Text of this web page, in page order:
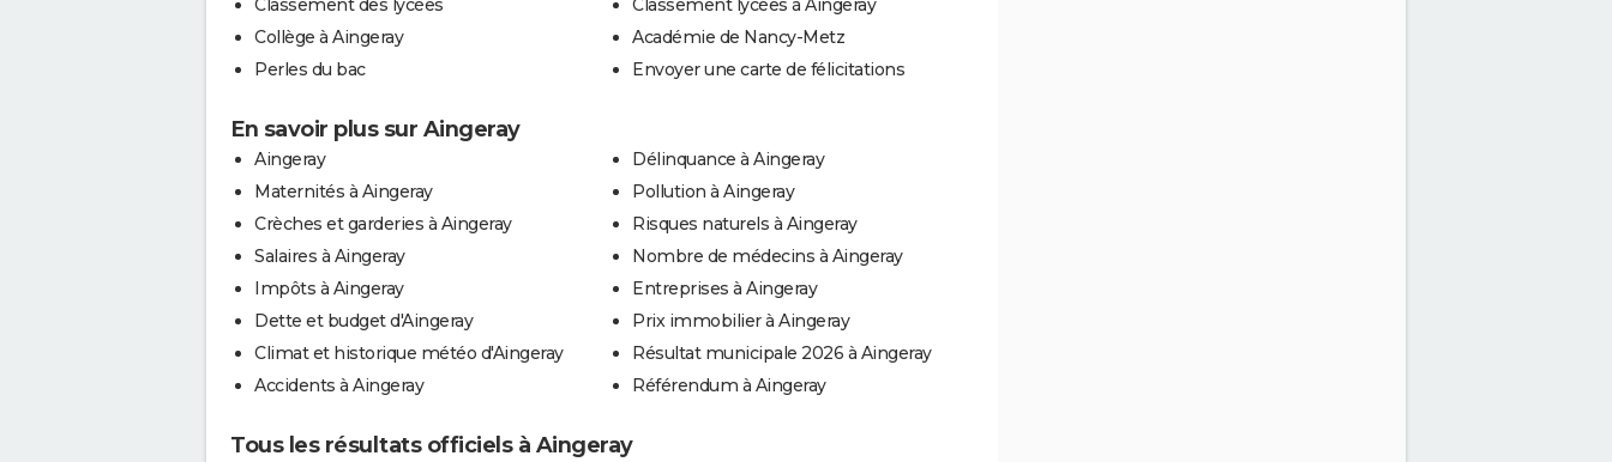
Classement des lycées
Collège à Aingeray
Perles du bac
Classement lycées à Aingeray
Académie de Nancy-Metz
Envoyer une carte de félicitations
En savoir plus sur Aingeray
Aingeray
Maternités à Aingeray
Crèches et garderies à Aingeray
Salaires à Aingeray
Impôts à Aingeray
Dette et budget d'Aingeray
Climat et historique météo d'Aingeray
Accidents à Aingeray
Délinquance à Aingeray
Pollution à Aingeray
Risques naturels à Aingeray
Nombre de médecins à Aingeray
Entreprises à Aingeray
Prix immobilier à Aingeray
Résultat municipale 2026 à Aingeray
Référendum à Aingeray
Tous les résultats officiels à Aingeray